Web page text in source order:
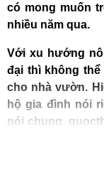
có mong muốn
nhiều năm qua.
Với xu hướng
đại thì không
cho nhà vườn.
hộ gia đình nói
nói chung,
tốt nhất để hỗ
công sức và tiền